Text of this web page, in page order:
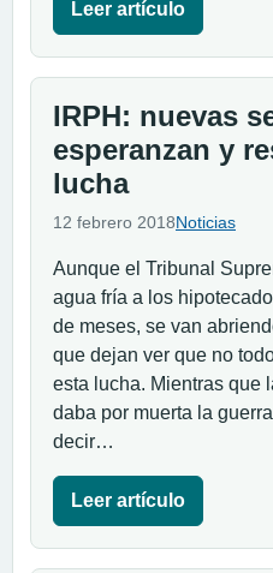
Leer artículo
IRPH: nuevas
esperanzan y
lucha
12 febrero 2018Noticias
Aunque el Tribunal
agua fría a los
de meses, se van
que dejan ver que no
esta lucha. Mientras que
daba por muerta la
decir…
Leer artículo